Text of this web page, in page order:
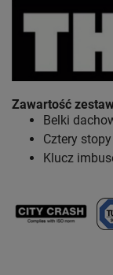
Zawartość
Belki
Cztery
Klucz